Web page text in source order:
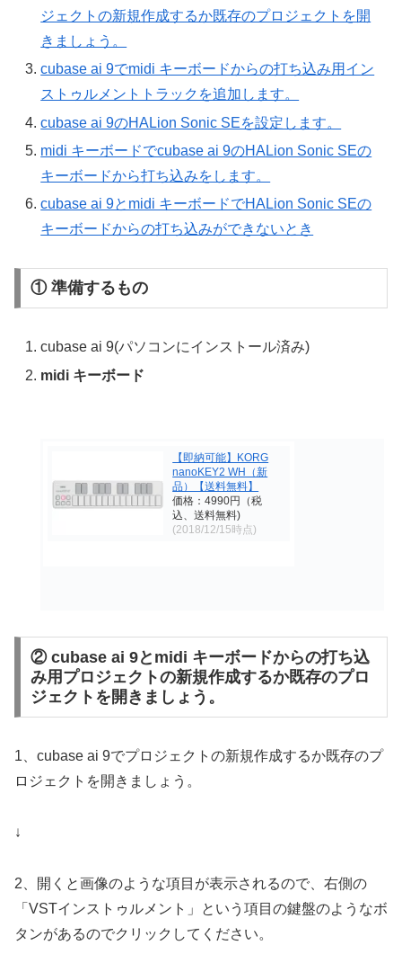
ジェクトの新規作成するか既存のプロジェクトを開
きましょう。
cubase ai 9でmidi キーボードからの打ち込み用イン
ストゥルメントトラックを追加します。
cubase ai 9のHALion Sonic SEを設定します。
midi キーボードでcubase ai 9のHALion Sonic SEの
キーボードから打ち込みをします。
cubase ai 9とmidi キーボードでHALion Sonic SEの
キーボードからの打ち込みができないとき
① 準備するもの
cubase ai 9(パソコンにインストール済み)
midi キーボード
【即納可能】KORG
nanoKEY2 WH（新
品）【送料無料】
価格：4990円（税
込、送料無料)
(2018/12/15時点)
② cubase ai 9とmidi キーボードからの打ち込
み用プロジェクトの新規作成するか既存のプロ
ジェクトを開きましょう。
1、cubase ai 9でプロジェクトの新規作成するか既存のプ
ロジェクトを開きましょう。
↓
2、開くと画像のような項目が表示されるので、右側の
「VSTインストゥルメント」という項目の鍵盤のようなボ
タンがあるのでクリックしてください。